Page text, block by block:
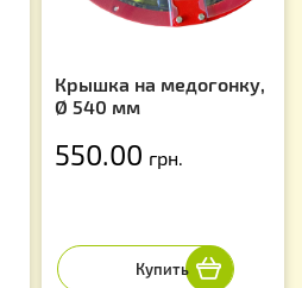
Крышка на медогонку,
Ø 540 мм
550.00 грн.